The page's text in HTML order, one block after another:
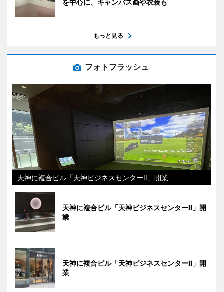
を中心に、キャンバス画や衣装も
もっと見る
フォトフラッシュ
天神に複合ビル「天神ビジネスセンターII」開業
天神に複合ビル「天神ビジネスセンターII」開
業
天神に複合ビル「天神ビジネスセンターII」開
業